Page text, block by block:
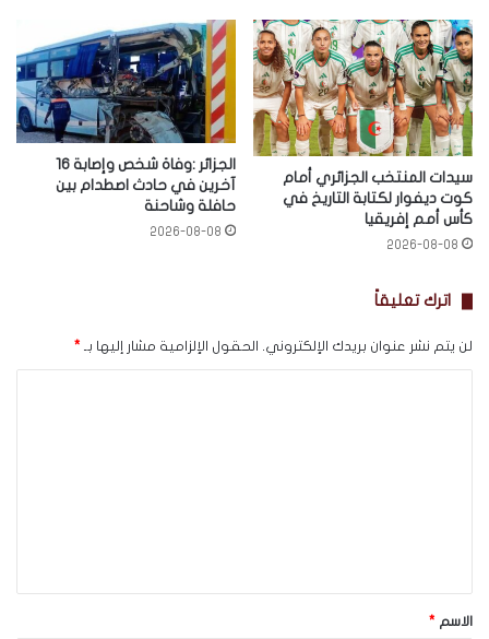
سيدات المنتخب الجزائري أمام
كوت ديفوار لكتابة التاريخ في
كأس أمم إفريقيا
2026-08-08
الجزائر :وفاة شخص وإصابة 16
آخرين في حادث اصطدام بين
حافلة وشاحنة
2026-08-08
اترك تعليقاً
لن يتم نشر عنوان بريدك الإلكتروني. الحقول الإلزامية مشار إليها بـ *
*الاسم *